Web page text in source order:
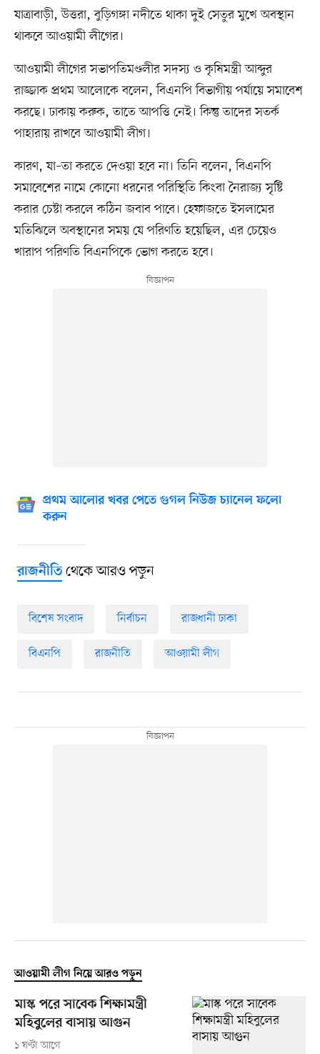
যাত্রাবাড়ী, উত্তরা, বুড়িগঙ্গা নদীতে থাকা দুই সেতুর মুখে অবস্থান
থাকবে আওয়ামী লীগের।
আওয়ামী লীগের সভাপতিমণ্ডলীর সদস্য ও কৃষিমন্ত্রী আব্দুর
রাজ্জাক প্রথম আলোকে বলেন, বিএনপি বিভাগীয় পর্যায়ে সমাবেশ
করছে। ঢাকায় করুক, তাতে আপত্তি নেই। কিন্তু তাদের সতর্ক
পাহারায় রাখবে আওয়ামী লীগ।
কারণ, যা–তা করতে দেওয়া হবে না। তিনি বলেন, বিএনপি
সমাবেশের নামে কোনো ধরনের পরিস্থিতি কিংবা নৈরাজ্য সৃষ্টি
করার চেষ্টা করলে কঠিন জবাব পাবে। হেফাজতে ইসলামের
মতিঝিলে অবস্থানের সময় যে পরিণতি হয়েছিল, এর চেয়েও
খারাপ পরিণতি বিএনপিকে ভোগ করতে হবে।
প্রথম আলোর খবর পেতে গুগল নিউজ চ্যানেল ফলো
করুন
রাজনীতিথেকে আরও পড়ুন
বিশেষ সংবাদ নির্বাচন রাজধানী ঢাকা
বিএনপি রাজনীতি আওয়ামী লীগ
আওয়ামী লীগ নিয়ে আরও পড়ুন
মাস্ক পরে সাবেক শিক্ষামন্ত্রী
মহিবুলের বাসায় আগুন
১ ঘণ্টা আগে